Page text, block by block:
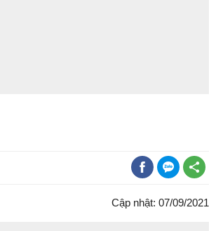
Cập nhật: 07/09/2021